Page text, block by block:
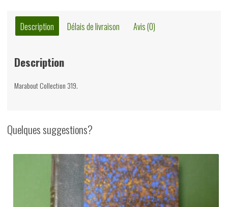
éditions
Gérard
Co,
1963
Description Délais de livraison Avis (0)
Description
Marabout Collection 319.
Quelques suggestions?